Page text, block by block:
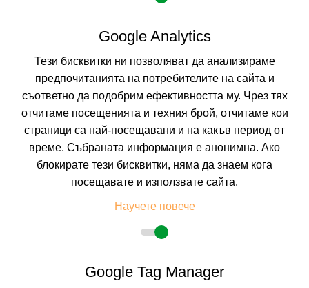
AKTI HOTEL
KAVALA, KAVALA, GREECE Покажи на картата
(от 0 мнения на клиенти)
(Нощувка и Закуска), BBc(Нощувка и Закуска),
RR
цена от504.60 лв. /258.00 €
Пълно описание на хотела
Google Analytics
Тези бисквитки ни позволяват да анализираме
предпочитанията на потребителите на сайта и
съответно да подобрим ефективността му. Чрез тях
отчитаме посещенията и техния брой, отчитаме кои
страници са най-посещавани и на какъв период от
време. Събраната информация е анонимна. Ако
блокирате тези бисквитки, няма да знаем кога
посещавате и използвате сайта.
Научете повече
Google Tag Manager